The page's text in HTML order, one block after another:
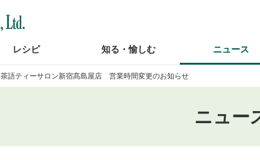
レシピ 知る・愉しむ ニュース
茶語ティーサロン新宿髙島屋店 営業時間変更のお知らせ
ニュー